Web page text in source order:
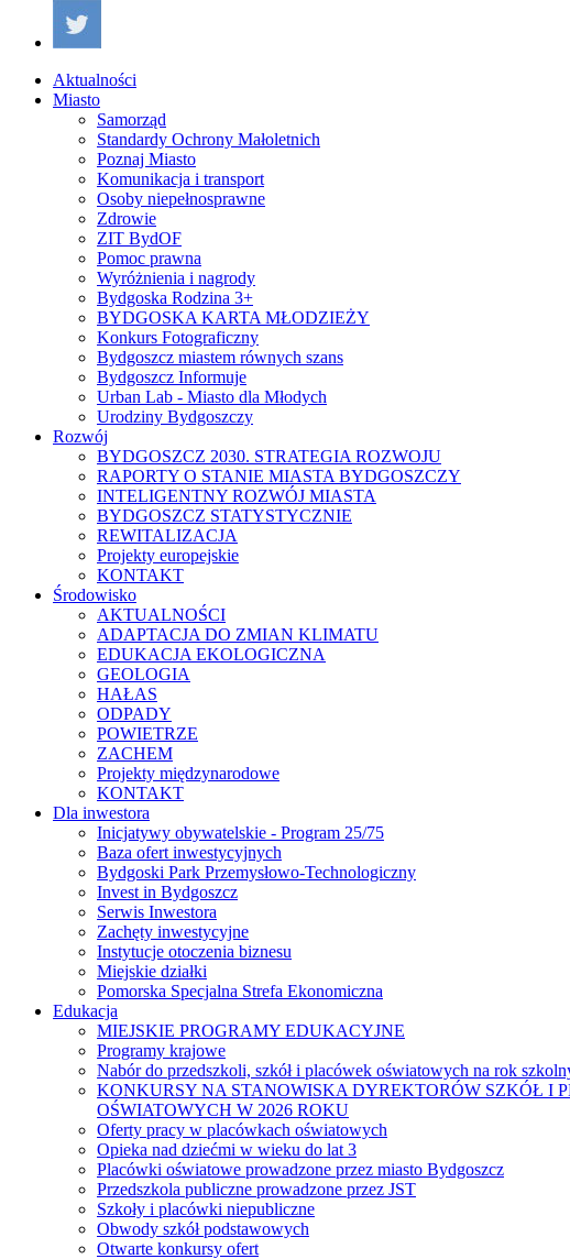
Aktualności
Miasto
Samorząd
Standardy Ochrony Małoletnich
Poznaj Miasto
Komunikacja i transport
Osoby niepełnosprawne
Zdrowie
ZIT BydOF
Pomoc prawna
Wyróżnienia i nagrody
Bydgoska Rodzina 3+
BYDGOSKA KARTA MŁODZIEŻY
Konkurs Fotograficzny
Bydgoszcz miastem równych szans
Bydgoszcz Informuje
Urban Lab - Miasto dla Młodych
Urodziny Bydgoszczy
Rozwój
BYDGOSZCZ 2030. STRATEGIA ROZWOJU
RAPORTY O STANIE MIASTA BYDGOSZCZY
INTELIGENTNY ROZWÓJ MIASTA
BYDGOSZCZ STATYSTYCZNIE
REWITALIZACJA
Projekty europejskie
KONTAKT
Środowisko
AKTUALNOŚCI
ADAPTACJA DO ZMIAN KLIMATU
EDUKACJA EKOLOGICZNA
GEOLOGIA
HAŁAS
ODPADY
POWIETRZE
ZACHEM
Projekty międzynarodowe
KONTAKT
Dla inwestora
Inicjatywy obywatelskie - Program 25/75
Baza ofert inwestycyjnych
Bydgoski Park Przemysłowo-Technologiczny
Invest in Bydgoszcz
Serwis Inwestora
Zachęty inwestycyjne
Instytucje otoczenia biznesu
Miejskie działki
Pomorska Specjalna Strefa Ekonomiczna
Edukacja
MIEJSKIE PROGRAMY EDUKACYJNE
Programy krajowe
Nabór do przedszkoli, szkół i placówek oświatowych na rok
KONKURSY NA STANOWISKA DYREKTORÓW SZKÓŁ I
OŚWIATOWYCH W 2026 ROKU
Oferty pracy w placówkach oświatowych
Opieka nad dziećmi w wieku do lat 3
Placówki oświatowe prowadzone przez miasto Bydgoszcz
Przedszkola publiczne prowadzone przez JST
Szkoły i placówki niepubliczne
Obwody szkół podstawowych
Otwarte konkursy ofert